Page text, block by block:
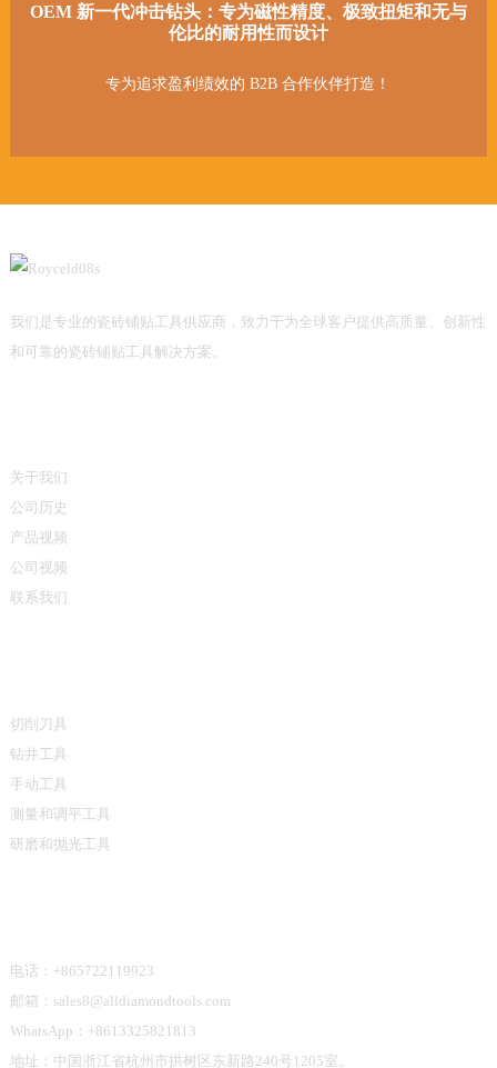
留言（WhatsApp：+86 133 2582 1813）。
OEM 新一代冲击钻头：专为磁性精度、极致扭矩和无与
伦比的耐用性而设计
专为追求盈利绩效的 B2B 合作伙伴打造！
的合作伙伴。留言（WhatsApp：+86 133 2582 1813）。
专为追求盈利绩效的 B2B 合作伙伴打造！
我们是专业的瓷砖铺贴工具供应商，致力于为全球客户提供高质量、创新性
和可靠的瓷砖铺贴工具解决方案。
关于我们
公司历史
产品视频
公司视频
联系我们
切削刀具
钻井工具
手动工具
测量和调平工具
研磨和抛光工具
电话：+865722119923
邮箱：sales8@alldiamondtools.com
WhatsApp：+8613325821813
地址：中国浙江省杭州市拱树区东新路240号1205室。